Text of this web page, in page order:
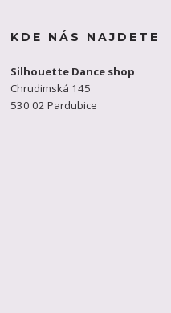
KDE NÁS NAJDETE
Silhouette Dance shop
Chrudimská 145
530 02 Pardubice